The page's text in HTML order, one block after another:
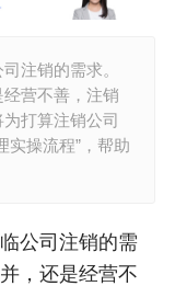
注销的需求。
营不善，注销
打算注销公司
实操流程”，帮助
公司注销的需
，还是经营不